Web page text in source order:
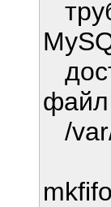
файл
/